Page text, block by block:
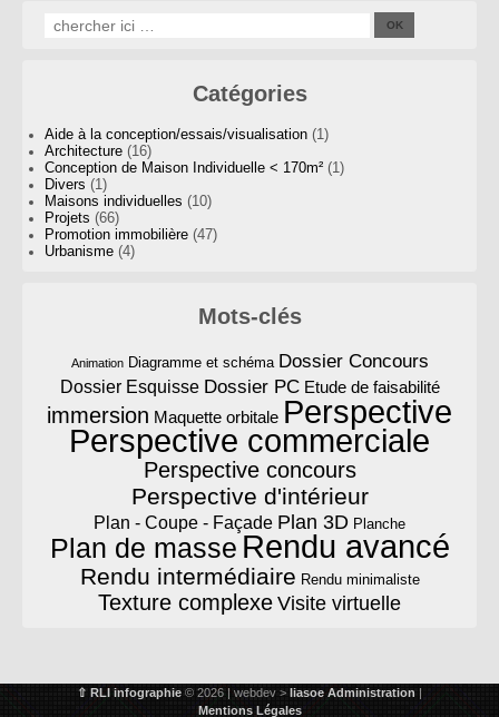
Catégories
Aide à la conception/essais/visualisation (1)
Architecture (16)
Conception de Maison Individuelle < 170m² (1)
Divers (1)
Maisons individuelles (10)
Projets (66)
Promotion immobilière (47)
Urbanisme (4)
Mots-clés
Animation Diagramme et schéma Dossier Concours
Dossier Esquisse Dossier PC Etude de faisabilité
immersion Maquette orbitale Perspective
Perspective commerciale
Perspective concours
Perspective d'intérieur
Plan - Coupe - Façade Plan 3D Planche
Plan de masse Rendu avancé
Rendu intermédiaire Rendu minimaliste
Texture complexe Visite virtuelle
⇧ RLI infographie © 2026 | webdev > liasoe Administration |
Mentions Légales